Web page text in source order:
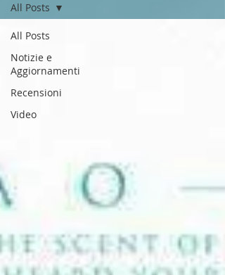
All Posts
Notizie e
Aggiornamenti
Recensioni
Video
All Posts